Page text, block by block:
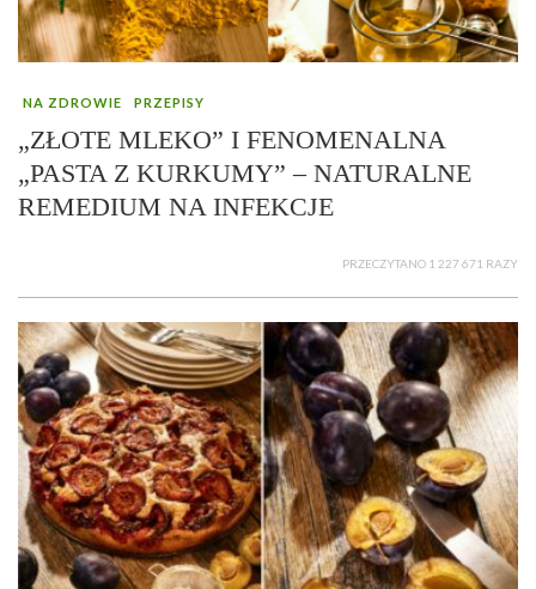
NA ZDROWIE PRZEPISY
„ZŁOTE MLEKO” I FENOMENALNA
„PASTA Z KURKUMY” – NATURALNE
REMEDIUM NA INFEKCJE
PRZECZYTANO 1 227 671 RAZY